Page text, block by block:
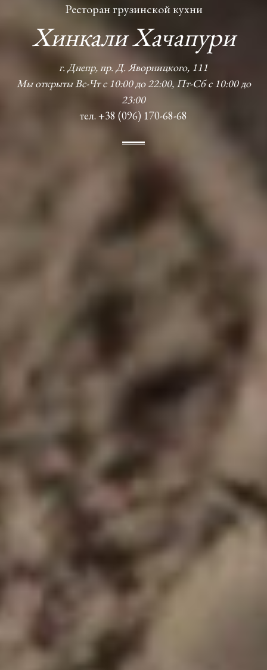
Ресторан грузинской кухни
Хинкали Хачапури
г. Днепр, пр. Д. Яворницкого, 111
Мы открыты Вс-Чт с 10:00 до 22:00, Пт-Сб с 10:00 до
23:00
тел. +38 (096) 170-68-68